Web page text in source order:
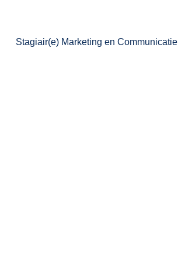
Stagiair(e) Marketing en Communicatie